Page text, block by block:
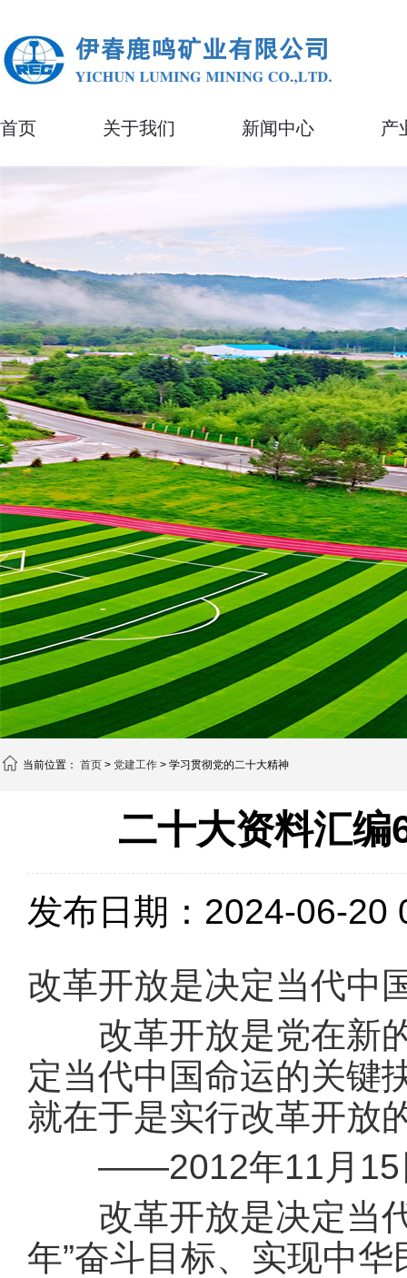
首页 关于我们 新闻中心 产
当前位置： 首页 > 党建工作 > 学习贯彻党的二十大精神
二十大资料汇编
发布日期：2024-06-20
改革开放是决定当代中
改革开放是党在新的
定当代中国命运的关键
就在于是实行改革开放
——2012年11月15日
改革开放是决定当代
年”奋斗目标、实现中